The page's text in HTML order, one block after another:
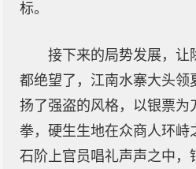
标。
接下来的局势发展，让
都绝望了，江南水寨大头领
扬了强盗的风格，以银票为
拳，硬生生地在众商人环峙
石阶上官员唱礼声声之中，